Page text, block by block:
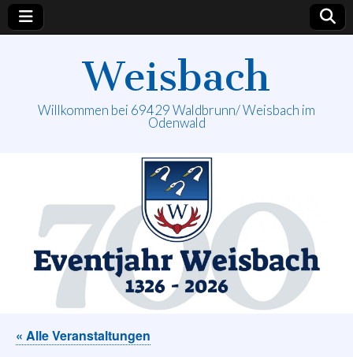
Weisbach
Willkommen bei 69429 Waldbrunn/ Weisbach im
Odenwald
« Alle Veranstaltungen